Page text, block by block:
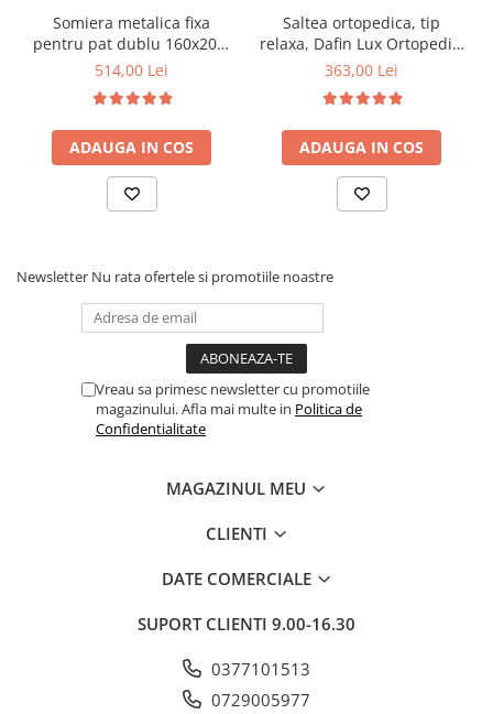
Somiera metalica fixa
pentru pat dublu 160x200,
6 picioare, 32 lamele lemn
saltea ferm, negru
514,00 Lei
ADAUGA IN COS
Saltea ortopedica, tip
relaxa, Dafin Lux Ortopedic,
90x200x21cm, fermitate
tip Bonell, fata vara-iarna,
sistem de aerisire cu
butoni, Salt Confort
363,00 Lei
ADAUGA IN COS
Newsletter Nu rata ofertele si promotiile noastre
Vreau sa primesc newsletter cu promotiile
magazinului. Afla mai multe in Politica de
Confidentialitate
MAGAZINUL MEU
CLIENTI
DATE COMERCIALE
SUPORT CLIENTI 9.00-16.30
0377101513
0729005977